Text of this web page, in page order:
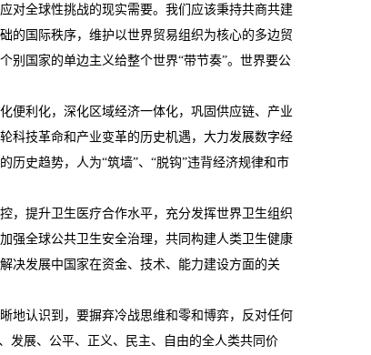
全球性挑战的现实需要。我们应该秉持共商共建
的国际秩序，维护以世界贸易组织为核心的多边贸
别国家的单边主义给整个世界“带节奏”。世界要公
利化，深化区域经济一体化，巩固供应链、产业
科技革命和产业变革的历史机遇，大力发展数字经
史趋势，人为“筑墙”、“脱钩”违背经济规律和市
提升卫生医疗合作水平，充分发挥世界卫生组织
强全球公共卫生安全治理，共同构建人类卫生健康
决发展中国家在资金、技术、能力建设方面的关
认识到，要摒弃冷战思维和零和博弈，反对任何
发展、公平、正义、民主、自由的全人类共同价